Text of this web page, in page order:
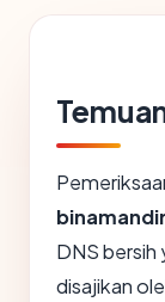
DNS bersih
disajikan